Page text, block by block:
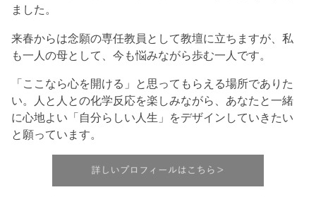
ました。
来春からは念願の専任教員として教壇に立ちますが、私
も一人の母として、今も悩みながら歩む一人です。
「ここなら心を開ける」と思ってもらえる場所でありた
い。人と人との化学反応を楽しみながら、あなたと一緒
に心地よい「自分らしい人生」をデザインしていきたい
と願っています。